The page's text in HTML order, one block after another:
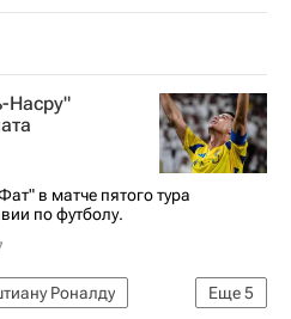
Насру"
в матче пятого тура
по футболу.
Еще5
Роналду